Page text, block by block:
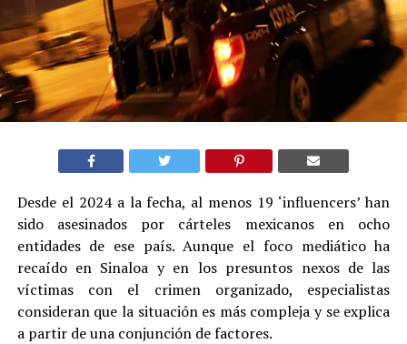
Desde el 2024 a la fecha, al menos 19 ‘influencers’ han
sido asesinados por cárteles mexicanos en ocho
entidades de ese país. Aunque el foco mediático ha
recaído en Sinaloa y en los presuntos nexos de las
víctimas con el crimen organizado, especialistas
consideran que la situación es más compleja y se explica
a partir de una conjunción de factores.